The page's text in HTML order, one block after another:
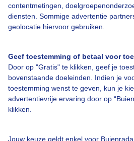
contentmetingen,
diensten. Sommige advertentie
geolocatie hiervoor gebruiken.
Geef toestemming of betaal voor
Door op "Gratis" te klikken, geef je
bovenstaande doeleinden. Indien je
toestemming wenst te geven, kun je
advertentievrije ervaring door op
klikken.
Jouw keuze geldt enkel voor
Contact
Toegankelijkheid
Adverteren
Buienradar Team
Privacy beleid
Cookie beleid